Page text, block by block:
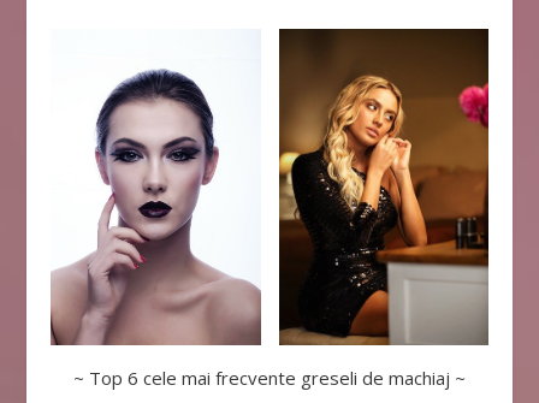
~ Top 6 cele mai frecvente greseli de machiaj ~